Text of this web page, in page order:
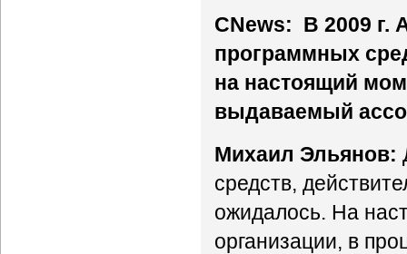
CNews: В 2009 г.
программных
на настоящий
выдаваемый
Михаил Эльянов:
средств,
ожидалось. На
организации, в